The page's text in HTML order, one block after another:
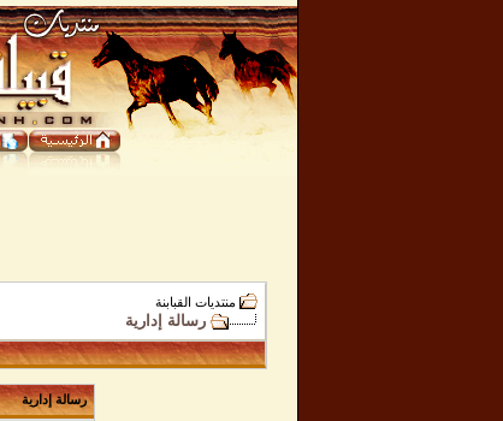
منتديات القبابنة
رسالة إدارية
رسالة إدارية